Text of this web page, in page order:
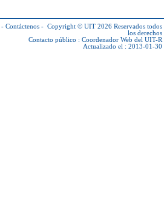
- Contáctenos - Copyright © UIT 2026 Reservados todos
los derechos
Contacto público : Coordenador Web del UIT-R
Actualizado el : 2013-01-30